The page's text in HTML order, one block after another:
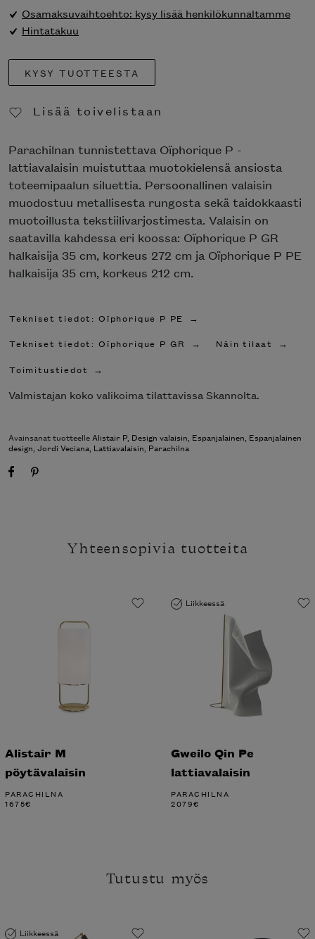
Osamaksuvaihtoehto: kysy lisää henkilökunnaltamme
Hintatakuu
KYSY TUOTTEESTA
Lisää toivelistaan
Parachilnan tunnistettava Oïphorique P -
lattiavalaisin muistuttaa muotokielensä ansiosta
toteemipaalun siluettia. Persoonallinen valaisin
muodostuu metallisesta rungosta sekä taidokkaasti
muotoillusta tekstiilivarjostimesta. Valaisin on
saatavilla kahdessa eri koossa: Oïphorique P GR
halkaisija 35 cm, korkeus 272 cm ja Oïphorique P PE
halkaisija 35 cm, korkeus 212 cm.
Tekniset tiedot: Oïphorique P PE
Tekniset tiedot: Oïphorique P GR
Näin tilaat
Toimitustiedot
Valmistajan koko valikoima tilattavissa Skannolta.
Avainsanat tuotteelleAlistair P, Design valaisin, Espanjalainen, Espanjalainen
design, Jordi Veciana, Lattiavalaisin, Parachilna
Yhteensopivia tuotteita
Alistair M
pöytävalaisin
PARACHILNA
1675€
Liikkeessä
Gweilo Qin Pe
lattiavalaisin
PARACHILNA
2079€
Tutustu myös
Liikkeessä